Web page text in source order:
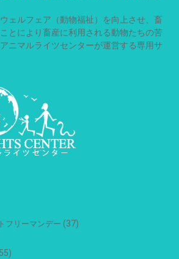
ェルフェア（動物福祉）を向上させ、畜
とにより畜産に利用される動物たちの苦
ニマルライツセンターが運営する専用サ
フリーマンデー (37)